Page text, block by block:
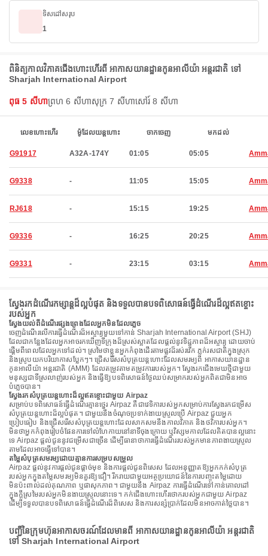
ទិសដៅសរុប
1
ពិនិត្យកាលវិភាគជើងហោះហើរពី អាកាសយានដ្ឋានកូនអាលីយ៉ា អន្តរជាតិ ទៅ
Sharjah International Airport
ពុធ 5 សីហាព្រហ 6 សីហាសុក្រ 7 សីហាសៅរ៍ 8 សីហា
លេខហោះហើរ ម៉ូដែលយន្តហោះ ចាកចេញ មកដល់
G91917 A32A-174Y 01:05 05:05
G9338 - 11:05 15:05
RJ618 - 15:15 19:25
G9336 - 16:25 20:25
G9331 - 23:15 03:15
ស្វែងរកដំណើរកម្សាន្តដ៏ល្អបំផុត និងទទួលបានបទពិសោធន៍ធ្វើដំណើរដ៏ល្អឥតខ្ចោះ
របស់អ្នក
ស្វែងយល់ពីដំណើរផ្សងព្រេងដែលអ្នកមិនដែលភ្លេច
ចេញដំណើរលើការធ្វើដំណើរដ៏អស្ចារ្យមួយទៅកាន់ Sharjah International Airport (SHJ)
ដែលជាកន្លែងដែលអ្នកអាចរកឃើញទីក្រុងដ៏ស្រស់ស្អាតដែលផ្តល់នូវទិដ្ឋភាពដ៏អស្ចារ្យ ដោយចាប់
ផ្តើមពីពេលដែលអ្នកទៅដល់។ ស្រមៃថាខ្លួនអ្នកកំពុងដើរតាមផ្លូវដ៏រស់រវើក ភ្លក់រសជាតិក្នុងស្រុក
និងស្រូបយកបរិយាកាសប្លែកៗ។ ជ្រើសរើសសំបុត្រយន្តហោះដែលសមរម្យពី អាកាសយានដ្ឋាន
កូនអាលីយ៉ា អន្តរជាតិ (AMM) ដែលតម្រូវតាមតម្រូវការរបស់អ្នក។ ស្វែងរកជើងមេឃថ្មីជាមួយ
មនុស្សជាទីស្រលាញ់របស់អ្នក និងធ្វើឱ្យបទពិសោធន៍ថ្ងៃឈប់សម្រាករបស់អ្នកពិតជាមិនអាច
បំភ្លេចបាន។
ស្វែងរកសំបុត្រយន្តហោះដ៏ល្អឥតខ្ចោះជាមួយ Airpaz
សម្រាប់បទពិសោធន៍ធ្វើដំណើរគ្មានថ្នេរ Airpaz គឺជាវេទិការបស់អ្នកសម្រាប់ការស្វែងរកជម្រើស
សំបុត្រយន្តហោះដ៏ល្អបំផុត។ ជាមួយនឹងចំណុចប្រទាក់ងាយស្រួលប្រើ Airpaz ជួយអ្នក
ប្រៀបធៀប និងជ្រើសរើសសំបុត្រយន្តហោះដែលសាកសមនឹងកាលវិភាគ និងថវិការបស់អ្នក។
មិនថាអ្នកកំពុងរៀបចំផែនការទៅលំហែកាយនៅនាទីចុងក្រោយ ឬវិស្សមកាលដែលគិតបានល្អនោះ
ទេ Airpaz ផ្តល់ជូននូវជម្រើសជាច្រើន ដើម្បីធានាថាការធ្វើដំណើររបស់អ្នកមានភាពងាយស្រួល
តាមដែលអាចធ្វើទៅបាន។
តម្លៃសំបុត្រសមរម្យដោយគ្មានការសម្របសម្រួល
Airpaz ផ្តល់នូវការផ្តល់ជូនផ្តាច់មុខ និងការផ្តល់ជូនពិសេស ដែលអនុញ្ញាតឱ្យអ្នកកក់សំបុត្រ
របស់អ្នកក្នុងតម្លៃសមរម្យមិនគួរឱ្យជឿ។ រីករាយជាមួយអត្ថប្រយោជន៍នៃការបញ្ចុះតម្លៃដោយ
មិនប៉ះពាល់ដល់គុណភាព ឬផាសុកភាព។ ជាមួយនឹង Airpaz ការធ្វើដំណើរទៅកាន់គោលដៅ
ក្នុងក្តីស្រមៃរបស់អ្នកមិនងាយស្រួលនោះទេ។ កក់ជើងហោះហើរថោករបស់អ្នកជាមួយ Airpaz
ដើម្បីទទួលបានបទពិសោធន៍ធ្វើដំណើរដ៏ពិសេស និងការសន្សំប្រាក់ដែលមិនអាចកាត់ថ្លៃបាន។
បញ្ជីនៃក្រុមហ៊ុនអាកាសចរណ៍ដែលមានពី អាកាសយានដ្ឋានកូនអាលីយ៉ា អន្តរជាតិ
ទៅ Sharjah International Airport